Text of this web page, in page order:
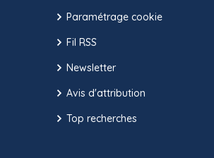
Paramétrage cookie
Fil RSS
Newsletter
Avis d'attribution
Top recherches